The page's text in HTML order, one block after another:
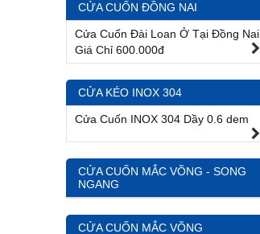
CỬA CUỐN ĐỒNG NAI
Cửa Cuốn Đài Loan Ở Tại Đồng Nai
Giá Chỉ 600.000đ
CỬA KÉO INOX 304
Cửa Cuốn INOX 304 Dầy 0.6 dem
CỬA CUỐN MẮC VÕNG - SONG
NGANG
CỬA CUỐN MẮC VÕNG